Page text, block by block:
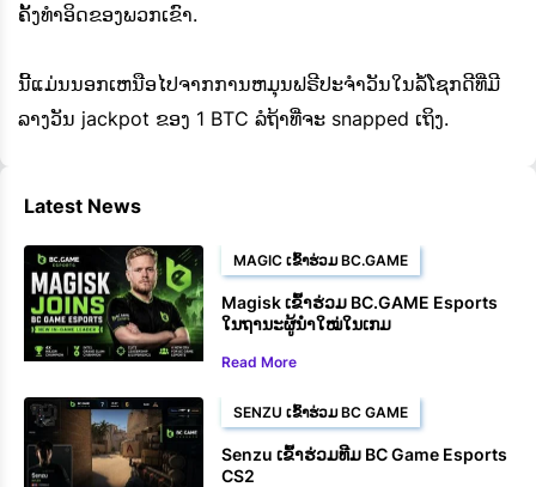
ຄັ້ງທຳອິດຂອງພວກເຂົາ.
ນີ້ແມ່ນນອກເຫນືອໄປຈາກການຫມຸນຟຣີປະຈໍາວັນໃນລໍ້ໂຊກດີທີ່ມີ
ລາງວັນ jackpot ຂອງ 1 BTC ລໍຖ້າທີ່ຈະ snapped ເຖິງ.
Latest News
MAGIC ເຂົ້າຮ່ວມ BC.GAME
Magisk ເຂົ້າຮ່ວມ BC.GAME Esports
ໃນຖານະຜູ້ນຳໃໝ່ໃນເກມ
Read More
SENZU ເຂົ້າຮ່ວມ BC GAME
Senzu ເຂົ້າຮ່ວມທີມ BC Game Esports
CS2